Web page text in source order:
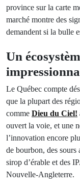
province sur la carte
marché montre des
demandent si la bulle
Un
Le Québec compte
que la plupart des
comme Dieu du Ciel!
ouvert la voie, et une
l’innovation encore
de bourbon, des
sirop d’érable et des
Nouvelle-Angleterre.